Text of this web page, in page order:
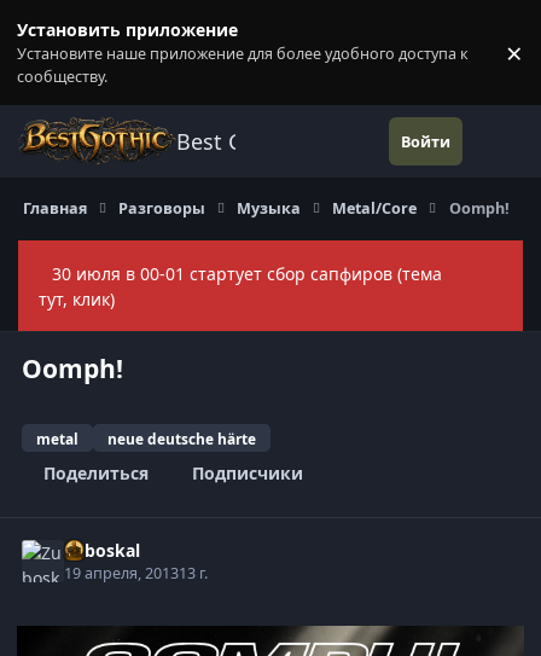
Установить приложение
Установите наше приложение для более удобного доступа к
сообществу.
×
Best Gothic Forums Войти
Главная Разговоры Музыка Metal/Core Oomph!
30 июля в 00-01 стартует сбор сапфиров (тема
тут, клик)
Oomph!
metal neue deutsche härte
Поделиться Подписчики
Zuboskal
19 апреля, 201313 г.